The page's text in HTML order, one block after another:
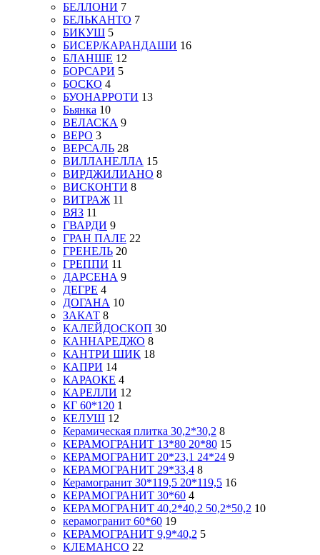
БЕЛЛОНИ 7
БЕЛЬКАНТО 7
БИКУШ 5
БИСЕР/КАРАНДАШИ 16
БЛАНШЕ 12
БОРСАРИ 5
БОСКО 4
БУОНАРРОТИ 13
Бьянка 10
ВЕЛАСКА 9
ВЕРО 3
ВЕРСАЛЬ 28
ВИЛЛАНЕЛЛА 15
ВИРДЖИЛИАНО 8
ВИСКОНТИ 8
ВИТРАЖ 11
ВЯЗ 11
ГВАРДИ 9
ГРАН ПАЛЕ 22
ГРЕНЕЛЬ 20
ГРЕППИ 11
ДАРСЕНА 9
ДЕГРЕ 4
ДОГАНА 10
ЗАКАТ 8
КАЛЕЙДОСКОП 30
КАННАРЕДЖО 8
КАНТРИ ШИК 18
КАПРИ 14
КАРАОКЕ 4
КАРЕЛЛИ 12
КГ 60*120 1
КЕЛУШ 12
Керамическая плитка 30,2*30,2 8
КЕРАМОГРАНИТ 13*80 20*80 15
КЕРАМОГРАНИТ 20*23,1 24*24 9
КЕРАМОГРАНИТ 29*33,4 8
Керамогранит 30*119,5 20*119,5 16
КЕРАМОГРАНИТ 30*60 4
КЕРАМОГРАНИТ 40,2*40,2 50,2*50,2 10
керамогранит 60*60 19
КЕРАМОГРАНИТ 9,9*40,2 5
КЛЕМАНСО 22